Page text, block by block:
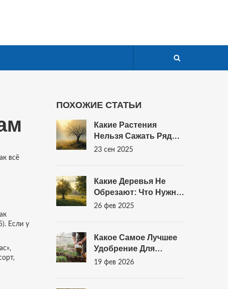
всё
Если у
ПОХОЖИЕ СТАТЬИ
Какие Растения
Нельзя Сажать Рядом
С Грушей: Полный
23 сен 2025
Какие Деревья Не
Обрезают: Что Нужно
Знать О Плодовых
26 фев 2025
Какое Самое Лучшее
Удобрение Для
Помидор:
19 фев 2026